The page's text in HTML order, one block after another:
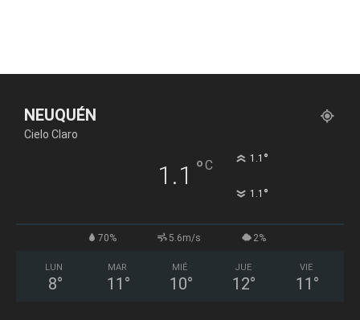
NEUQUÉN
Cielo Claro
1.1 °C 1.1 °
1.1 °
70% 5.6m/s 2%
LUN
8°
MAR
11 °
MIÉ
10°
JUE
12°
VIE
11 °